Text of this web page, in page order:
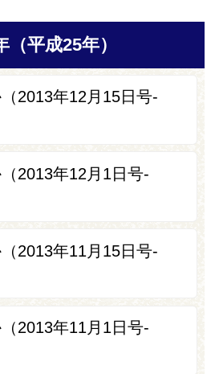
（平成25年）
2013年12月15日号-
2013年12月1日号-
2013年11月15日号‐
2013年11月1日号‐